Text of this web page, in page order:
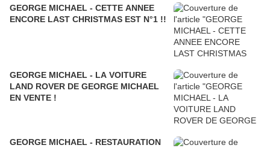
GEORGE MICHAEL - CETTE ANNEE
ENCORE LAST CHRISTMAS EST N°1 !!
GEORGE MICHAEL - LA VOITURE
LAND ROVER DE GEORGE MICHAEL
EN VENTE !
GEORGE MICHAEL - RESTAURATION